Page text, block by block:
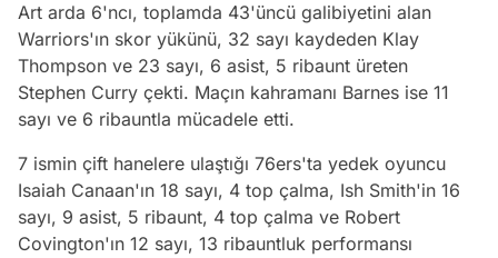
Art arda 6'ncı, toplamda 43'üncü galibiyetini alan
Warriors'ın skor yükünü, 32 sayı kaydeden Klay
Thompson ve 23 sayı, 6 asist, 5 ribaunt üreten
Stephen Curry çekti. Maçın kahramanı Barnes ise 11
sayı ve 6 ribauntla mücadele etti.
7 ismin çift hanelere ulaştığı 76ers'ta yedek oyuncu
Isaiah Canaan'ın 18 sayı, 4 top çalma, Ish Smith'in 16
sayı, 9 asist, 5 ribaunt, 4 top çalma ve Robert
Covington'ın 12 sayı, 13 ribauntluk performansı